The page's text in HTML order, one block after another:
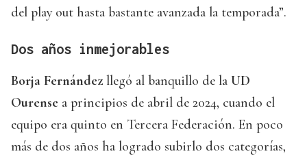
del play out hasta bastante avanzada la temporada”.
Dos años inmejorables
Borja Fernández llegó al banquillo de la UD
Ourense a principios de abril de 2024, cuando el
equipo era quinto en Tercera Federación. En poco
más de dos años ha logrado subirlo dos categorías,